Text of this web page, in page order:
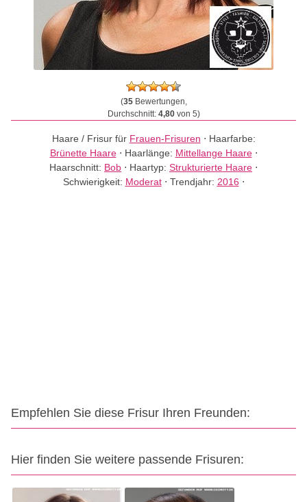
(35Bewertungen,
Durchschnitt: 4,80von 5)
Haare / Frisur für Frauen-Frisuren ⋅ Haarfarbe:
Brünette Haare⋅ Haarlänge: Mittellange Haare⋅
Haarschnitt: Bob ⋅ Haartyp: Strukturierte Haare ⋅
Schwierigkeit: Moderat⋅ Trendjahr: 2016 ⋅
Empfehlen Sie diese Frisur Ihren Freunden:
Hier finden Sie weitere passende Frisuren: